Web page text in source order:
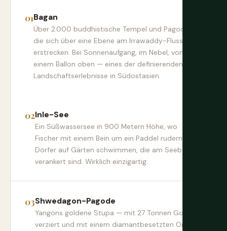
Bagan
Über 2.000 buddhistische Tempel und Pagoden,
die sich über eine Ebene am Irrawaddy-Fluss
erstrecken. Bei Sonnenaufgang, im Nebel, von
einem Ballon oben — eines der definierenden
Landschaftserlebnisse in Südostasien.
Inle-See
Ein Süßwassersee in 900 Metern Höhe, wo
Fischer mit einem Bein um ein Paddel rudern und
Dörfer auf Gärten schwimmen, die am Seeboden
verankert sind. Wirklich einzigartig.
Shwedagon-Pagode
Yangons goldene Stupa — mit 27 Tonnen Gold
verziert und mit einem diamantbesetzten Orb